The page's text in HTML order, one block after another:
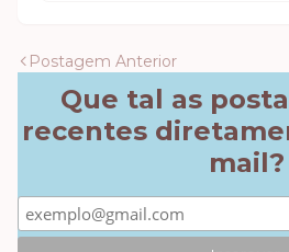
Postagem Anterior
Que tal as
recentes
mail?